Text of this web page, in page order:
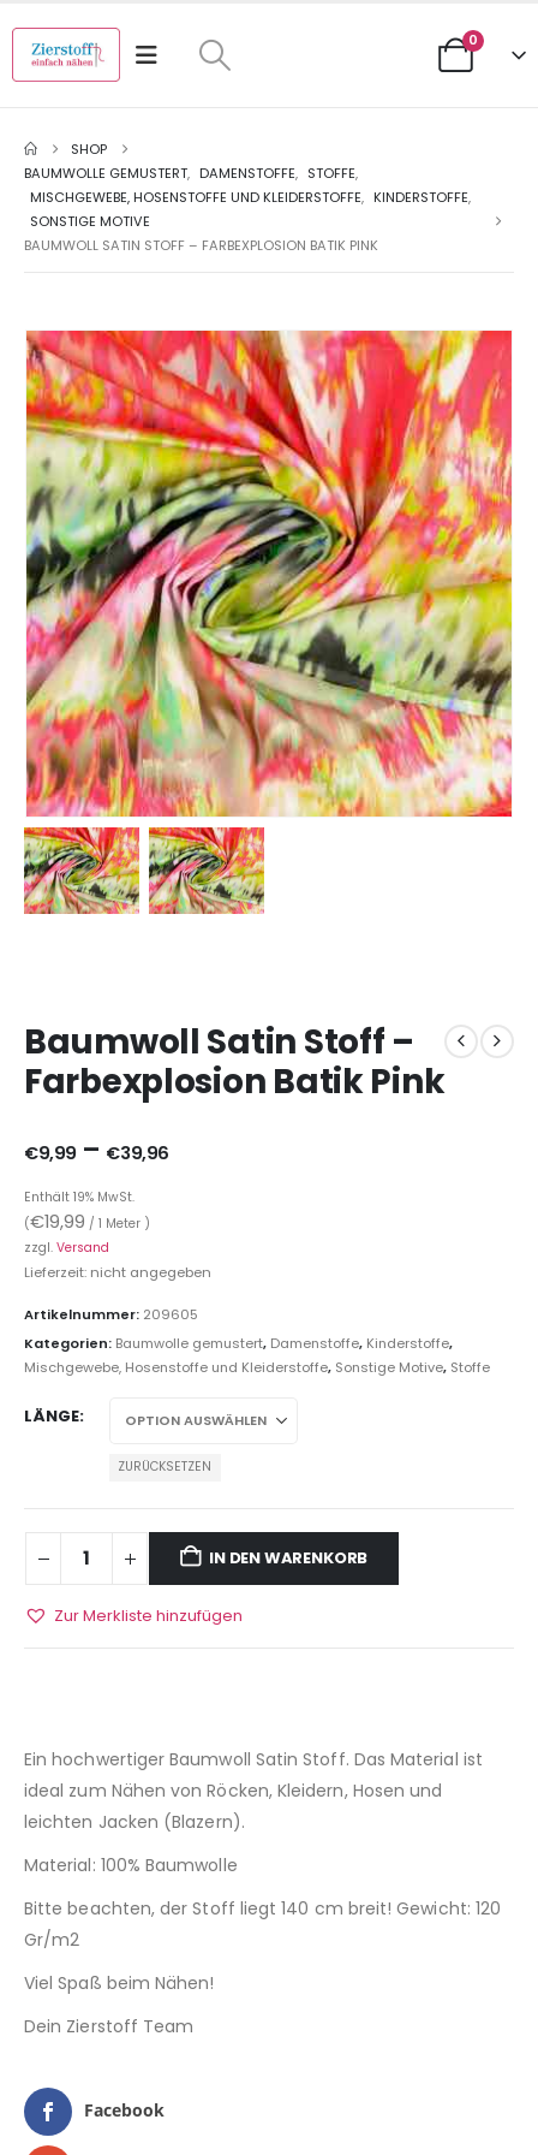
0
SHOP
BAUMWOLLE GEMUSTERT, DAMENSTOFFE, STOFFE,
MISCHGEWEBE, HOSENSTOFFE UND KLEIDERSTOFFE, KINDERSTOFFE,
SONSTIGE MOTIVE
BAUMWOLL SATIN STOFF – FARBEXPLOSION BATIK PINK
Baumwoll Satin Stoff –
Farbexplosion Batik Pink
€9,99 – €39,96
Enthält 19% MwSt.
(€19,99 / 1 Meter )
zzgl. Versand
Lieferzeit: nicht angegeben
Artikelnummer: 209605
Kategorien: Baumwolle gemustert, Damenstoffe, Kinderstoffe,
Mischgewebe, Hosenstoffe und Kleiderstoffe, Sonstige Motive, Stoffe
LÄNGE
ZURÜCKSETZEN
IN DEN WARENKORB
Zur Merkliste hinzufügen
Ein hochwertiger Baumwoll Satin Stoff. Das Material ist
ideal zum Nähen von Röcken, Kleidern, Hosen und
leichten Jacken (Blazern).
Material: 100% Baumwolle
Bitte beachten, der Stoff liegt 140 cm breit! Gewicht: 120
Gr/m2
Viel Spaß beim Nähen!
Dein Zierstoff Team
Facebook